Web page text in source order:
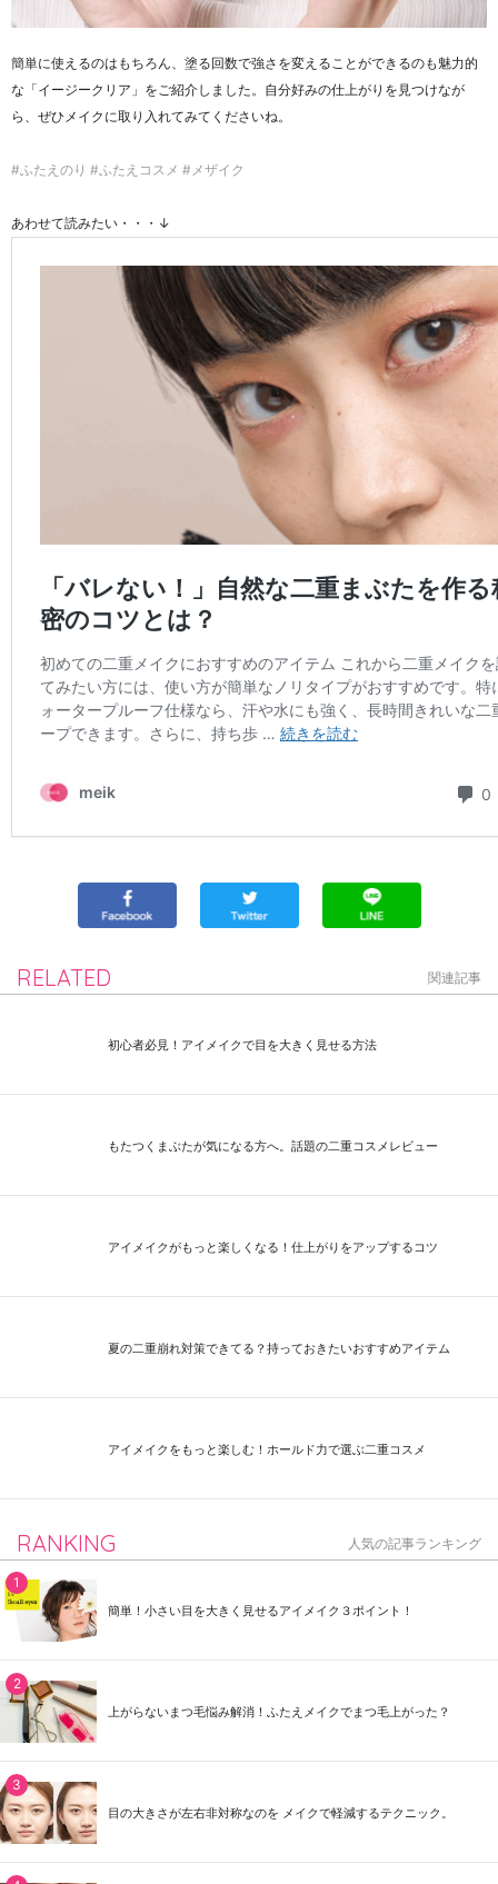
簡単に使えるのはもちろん、塗る回数で強さを変えることができるのも魅力的
な「イージークリア」をご紹介しました。自分好みの仕上がりを見つけなが
ら、ぜひメイクに取り入れてみてくださいね。
#ふたえのり #ふたえコスメ #メザイク
あわせて読みたい・・・↓
RELATED 関連記事
初心者必見！アイメイクで目を大きく見せる方法
もたつくまぶたが気になる方へ。話題の二重コスメレビュー
アイメイクがもっと楽しくなる！仕上がりをアップするコツ
夏の二重崩れ対策できてる？持っておきたいおすすめアイテム
アイメイクをもっと楽しむ！ホールド力で選ぶ二重コスメ
RANKING 人気の記事ランキング
簡単！小さい目を大きく見せるアイメイク３ポイント！
上がらないまつ毛悩み解消！ふたえメイクでまつ毛上がった？
目の大きさが左右非対称なのを メイクで軽減するテクニック。